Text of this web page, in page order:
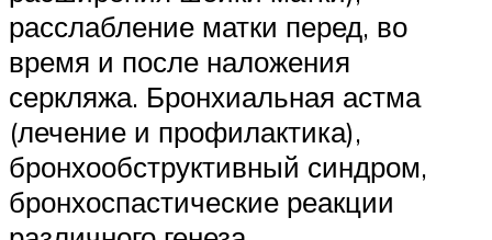
расслабление матки перед, во
время и после наложения
серкляжа. Бронхиальная астма
(лечение и профилактика),
бронхообструктивный синдром,
бронхоспастические реакции